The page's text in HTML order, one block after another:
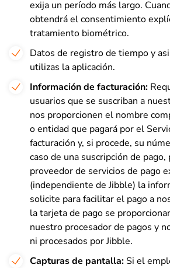
exija un período más largo.
obtendrá el consentimiento
tratamiento biométrico.
Datos de registro de tiempo y
utilizas la aplicación.
Información de facturación:
usuarios que se suscriban a
nos proporcionen el nombre
o entidad que pagará por el
facturación y, si procede, su
caso de una suscripción de
proveedor de servicios de pago
(independiente de Jibble) la
solicite para facilitar el pago a
la tarjeta de pago se
nuestro procesador de pagos y
ni procesados por Jibble.
Capturas de pantalla: Si el